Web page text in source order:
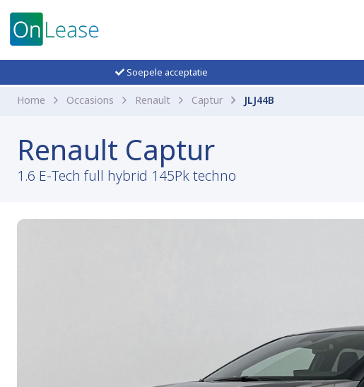
Soepele acceptatie
Home Occasions Renault Captur JLJ44B
Renault Captur
1.6 E-Tech full hybrid 145Pk techno